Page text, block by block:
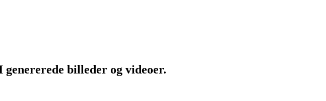
billeder og videoer.